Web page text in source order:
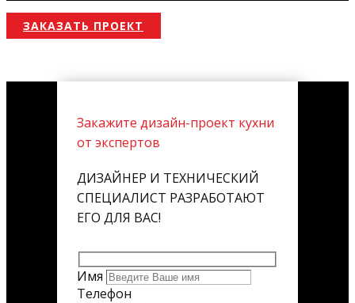
ЗАКАЗАТЬ ПРОЕКТ
Закажите дизайн-проект кухни
от экспертов
ДИЗАЙНЕР И ТЕХНИЧЕСКИЙ
СПЕЦИАЛИСТ РАЗРАБОТАЮТ
ЕГО ДЛЯ ВАС!
Имя
Телефон